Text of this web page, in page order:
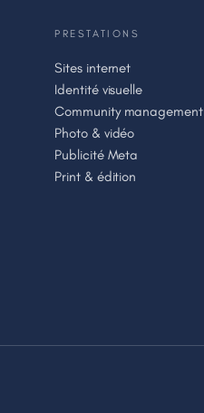
PRESTATIONS
Sites internet
Identité visuelle
Community management
Photo & vidéo
Publicité Meta
Print & édition